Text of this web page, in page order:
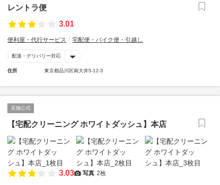
レントラ便
3.01
便利屋・代行サービス 宅配便・バイク便・引越し
配達・デリバリー対応
住所 東京都品川区南大井5-12-3
店舗公式
【宅配クリーニング ホワイトダッシュ】本店
3.03 写真 2枚